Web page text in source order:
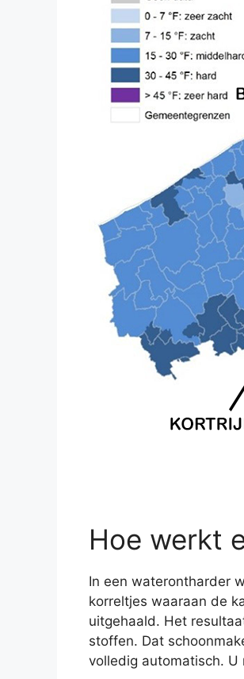
Hoe werkt
In een waterontharder
korreltjes waaraan de
uitgehaald. Het
stoffen. Dat
volledig automatisch.